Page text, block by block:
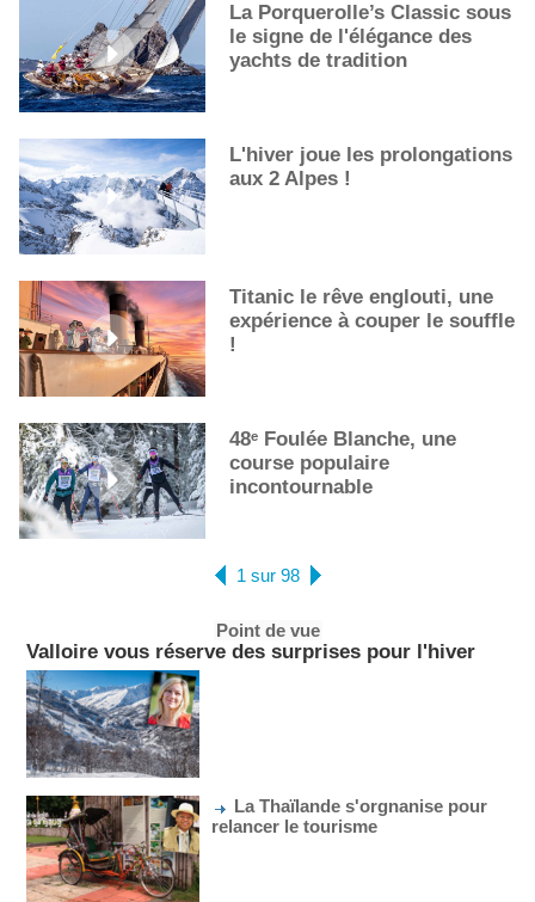
Les cocktails, stars de l’été
La première sélection des grappes du Guide Michelin
La Porquerolle’s Classic sous
le signe de l'élégance des
yachts de tradition
L'hiver joue les prolongations
aux 2 Alpes !
Titanic le rêve englouti, une
expérience à couper le souffle
!
48ᵉ Foulée Blanche, une
course populaire
incontournable
1 sur 98
Point de vue
Valloire vous réserve des surprises pour l'hiver
La Thaïlande s'orgnanise pour
relancer le tourisme